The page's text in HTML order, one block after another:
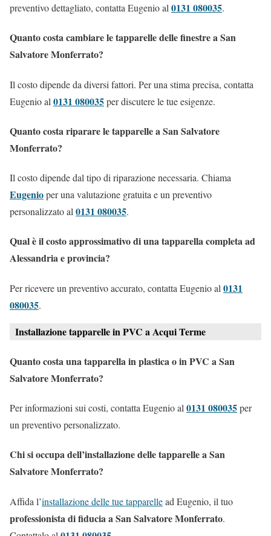
preventivo dettagliato, contatta Eugenio al 0131 080035.
Quanto costa cambiare le tapparelle delle finestre a San
Salvatore Monferrato?
Il costo dipende da diversi fattori. Per una stima precisa, contatta
Eugenio al 0131 080035per discutere le tue esigenze.
Quanto costa riparare le tapparelle a San Salvatore
Monferrato?
Il costo dipende dal tipo di riparazione necessaria. Chiama
Eugenioper una valutazione gratuita e un preventivo
personalizzato al 0131 080035.
Qual è il costo approssimativo di una tapparella completa ad
Alessandria e provincia?
Per ricevere un preventivo accurato, contatta Eugenio al 0131
080035.
Installazione tapparelle in PVC a Acqui Terme
Quanto costa una tapparella in plastica o in PVC a San
Salvatore Monferrato?
Per informazioni sui costi, contatta Eugenio al 0131 080035per
un preventivo personalizzato.
Chi si occupa dell’installazione delle tapparelle a San
Salvatore Monferrato?
Affida l’installazione delle tue tapparellead Eugenio, il tuo
professionista di fiducia a San Salvatore Monferrato.